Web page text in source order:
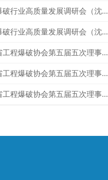
破行业高质量发展调研会（沈...
破行业高质量发展调研会（沈...
工程爆破协会第五届五次理事...
工程爆破协会第五届五次理事...
工程爆破协会第五届五次理事...